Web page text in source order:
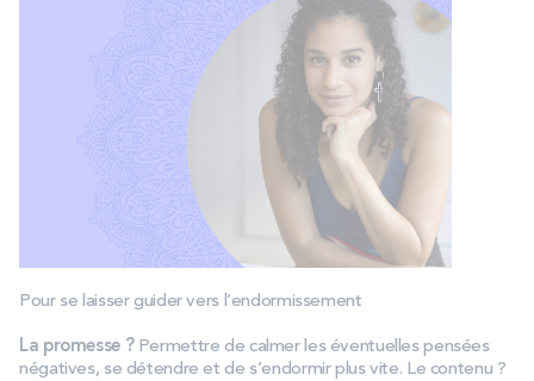
Pour se laisser guider vers l’endormissement
La promesse ? Permettre de calmer les éventuelles pensées
négatives, se détendre et de s’endormir plus vite. Le contenu ?